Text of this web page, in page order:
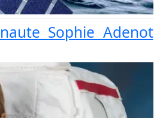
Sophie Adenot